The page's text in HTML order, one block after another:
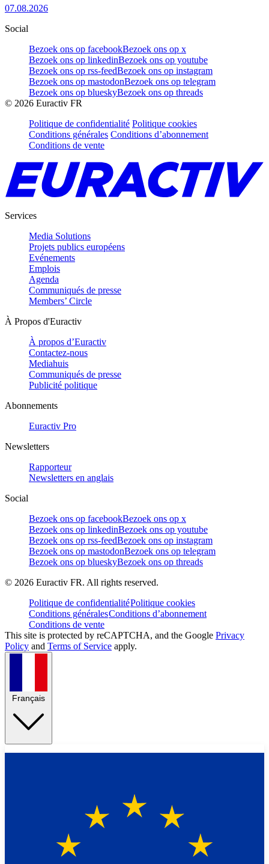
07.08.2026
Social
Bezoek ons op facebookBezoek ons op x
Bezoek ons op linkedinBezoek ons op youtube
Bezoek ons op rss-feedBezoek ons op instagram
Bezoek ons op mastodonBezoek ons op telegram
Bezoek ons op blueskyBezoek ons op threads
© 2026 Euractiv FR
Politique de confidentialité Politique cookies
Conditions générales Conditions d’abonnement
Conditions de vente
Services
Media Solutions
Projets publics européens
Evénements
Emplois
Agenda
Communiqués de presse
Members’ Circle
À Propos d'Euractiv
À propos d’Euractiv
Contactez-nous
Mediahuis
Communiqués de presse
Publicité politique
Abonnements
Euractiv Pro
Newsletters
Rapporteur
Newsletters en anglais
Social
Bezoek ons op facebookBezoek ons op x
Bezoek ons op linkedinBezoek ons op youtube
Bezoek ons op rss-feedBezoek ons op instagram
Bezoek ons op mastodonBezoek ons op telegram
Bezoek ons op blueskyBezoek ons op threads
© 2026 Euractiv FR. All rights reserved.
Politique de confidentialitéPolitique cookies
Conditions généralesConditions d’abonnement
Conditions de vente
This site is protected by reCAPTCHA, and the Google Privacy
Policy and Terms of Service apply.
Français